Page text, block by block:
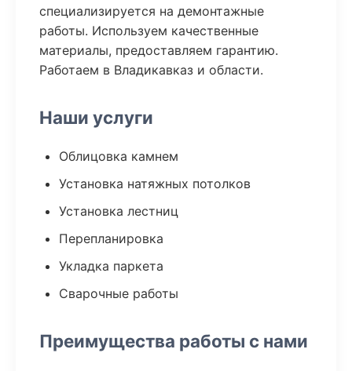
специализируется на демонтажные
работы. Используем качественные
материалы, предоставляем гарантию.
Работаем в Владикавказ и области.
Наши услуги
Облицовка камнем
Установка натяжных потолков
Установка лестниц
Перепланировка
Укладка паркета
Сварочные работы
Преимущества работы с нами